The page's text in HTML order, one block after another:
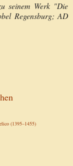
seinem Werk "Die
Regensburg; AD
(1395–1455)